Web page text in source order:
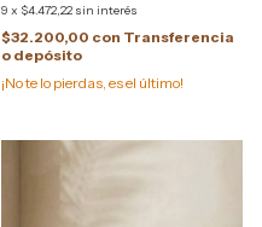
9 x $4.472,22 sin interés
$32.200,00 con Transferencia
o depósito
¡No te lo pierdas, es el último!